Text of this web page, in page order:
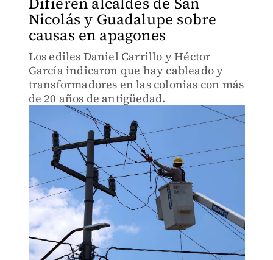
Nicolás y Guadalupe sobre
causas en apagones
Los ediles Daniel Carrillo y Héctor
García indicaron que hay cableado y
transformadores en las colonias con más
de 20 años de antigüedad.